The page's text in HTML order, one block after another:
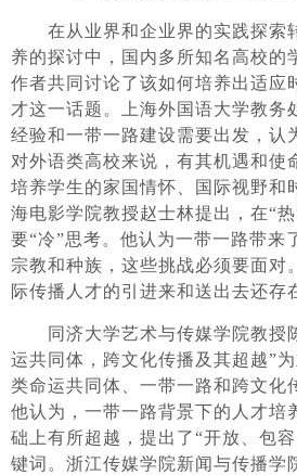
在从业界和企业界的实践探索
养的探讨中，国内多所知名高校的
作者共同讨论了该如何培养出适应
才这一话题。上海外国语大学教务
经验和一带一路建设需要出发，认
对外语类高校来说，有其机遇和使
培养学生的家国情怀、国际视野和
海电影学院教授赵士林提出，在“
要“冷”思考。他认为一带一路带来
宗教和种族，这些挑战必须要面对
际传播人才的引进来和送出去还存
同济大学艺术与传媒学院教授
运共同体，跨文化传播及其超越”
类命运共同体、一带一路和跨文化
他认为，一带一路背景下的人才培
础上有所超越，提出了“开放、包
键词。浙江传媒学院新闻与传播学